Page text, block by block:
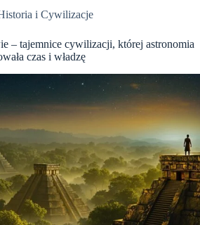
i Cywilizacje
– tajemnice cywilizacji, której astronomia
czas i władzę